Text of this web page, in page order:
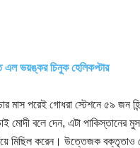
এল ভয়ঙ্কর চিনুক হেলিকপ্টার
মাস পরেই গোধরা স্টেশনে ৫৯ জন
বলে দেন, এটা পাকিস্তানের
মিছিল করেন। উত্তেজক বক্তৃতাও